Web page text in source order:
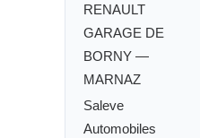
RENAULT
GARAGE DE
BORNY —
MARNAZ
Saleve
Automobiles